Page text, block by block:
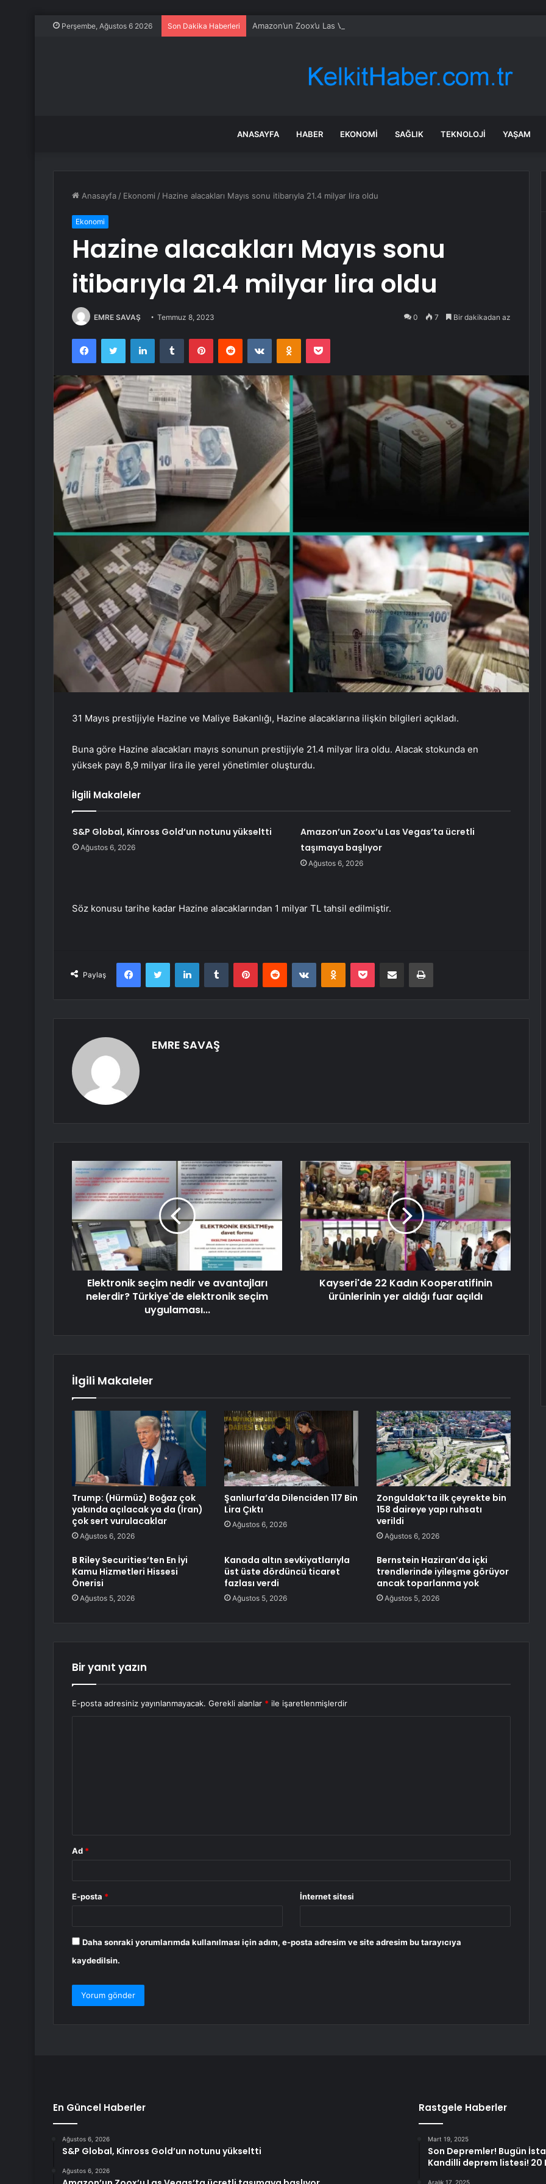
Perşembe, Ağustos 6 2026 Son Dakika Haberleri Amazon’un Zoox’u Las Vegas’ta ücretli taşımaya başlıyor
ANASAYFA HABER EKONOMI SAĞLIK TEKNOLOJI YAŞAM
Anasayfa / Ekonomi / Hazine alacakları Mayıs sonu itibarıyla 21.4 milyar lira oldu
Ekonomi
Hazine alacakları Mayıs sonu
itibarıyla 21.4 milyar lira oldu
EMRE SAVAŞ Temmuz 8, 2023 0 7 Bir dakikadan az
FacebookTwitter LinkedInTumblr PinterestReddit VKontakteOdnoklassniki
Pocket
31 Mayıs prestijiyle Hazine ve Maliye Bakanlığı, Hazine alacaklarına ilişkin bilgileri açıkladı.
Buna göre Hazine alacakları mayıs sonunun prestijiyle 21.4 milyar lira oldu. Alacak stokunda en
yüksek payı 8,9 milyar lira ile yerel yönetimler oluşturdu.
İlgili Makaleler
S&P Global, Kinross Gold’un notunu yükseltti
Ağustos 6, 2026
Amazon’un Zoox’u Las Vegas’ta ücretli
taşımaya başlıyor
Ağustos 6, 2026
Söz konusu tarihe kadar Hazine alacaklarından 1 milyar TL tahsil edilmiştir.
Paylaş
FacebookTwitter LinkedInTumblr PinterestReddit VKontakteOdnoklassniki
Pocket E-Posta ile paylaş Yazdır
EMRE SAVAŞ
Elektronik seçim nedir ve avantajları
nelerdir? Türkiye'de elektronik seçim
uygulaması...
Kayseri'de 22 Kadın Kooperatifinin
ürünlerinin yer aldığı fuar açıldı
İlgili Makaleler
Trump: (Hürmüz) Boğaz çok
yakında açılacak ya da (İran)
çok sert vurulacaklar
Ağustos 6, 2026
Şanlıurfa’da Dilenciden 117 Bin
Lira Çıktı
Ağustos 6, 2026
Zonguldak’ta ilk çeyrekte bin
158 daireye yapı ruhsatı
verildi
Ağustos 6, 2026
B Riley Securities’ten En İyi
Kamu Hizmetleri Hissesi
Önerisi
Ağustos 5, 2026
Kanada altın sevkiyatlarıyla
üst üste dördüncü ticaret
fazlası verdi
Ağustos 5, 2026
Bernstein Haziran’da içki
trendlerinde iyileşme görüyor
ancak toparlanma yok
Ağustos 5, 2026
Bir yanıt yazın
E-posta adresiniz yayınlanmayacak. Gerekli alanlar * ile işaretlenmişlerdir
Ad *
E-posta * İnternet sitesi
Daha sonraki yorumlarımda kullanılması için adım, e-posta adresim ve site adresim bu tarayıcıya
kaydedilsin.
En Güncel Haberler
Ağustos 6, 2026
S&P Global, Kinross Gold’un notunu yükseltti
Ağustos 6, 2026
Rastgele Haberler
Mart 19, 2025
Son Depremler! Bugün
Kandilli deprem listesi! 20
Aralık 17, 2025